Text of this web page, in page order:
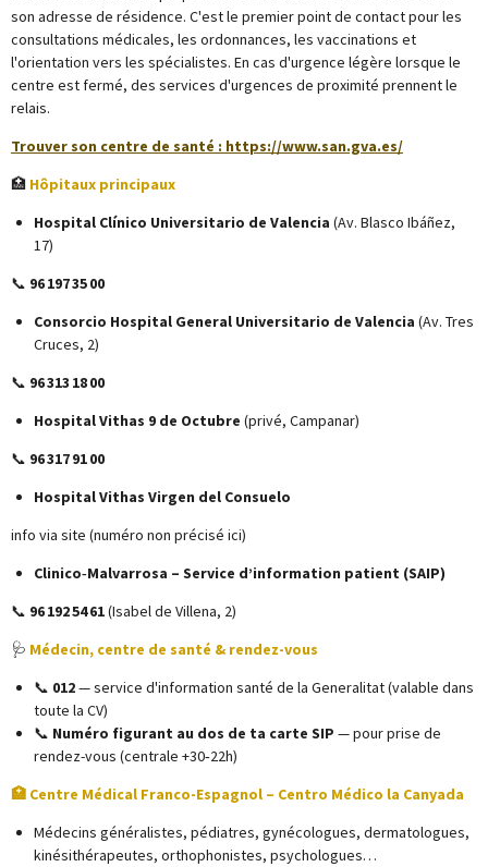
son adresse de résidence. C'est le premier point de contact pour les
consultations médicales, les ordonnances, les vaccinations et
l'orientation vers les spécialistes. En cas d'urgence légère lorsque le
centre est fermé, des services d'urgences de proximité prennent le
relais.
Trouver son centre de santé : https://www.san.gva.es/
🏥 Hôpitaux principaux
Hospital Clínico Universitario de Valencia (Av. Blasco Ibáñez,
17)
📞 96 197 35 00
Consorcio Hospital General Universitario de Valencia (Av. Tres
Cruces, 2)
📞 96 313 18 00
Hospital Vithas 9 de Octubre (privé, Campanar)
📞 96 317 91 00
Hospital Vithas Virgen del Consuelo
info via site (numéro non précisé ici)
Clinico‑Malvarrosa – Service d’information patient (SAIP)
📞 96 192 54 61(Isabel de Villena, 2)
🩺 Médecin, centre de santé & rendez-vous
📞 012— service d'information santé de la Generalitat (valable dans
toute la CV)
📞 Numéro figurant au dos de ta carte SIP — pour prise de
rendez-vous (centrale +30‑22h)
🏥 Centre Médical Franco-Espagnol – Centro Médico la Canyada
Médecins généralistes, pédiatres, gynécologues, dermatologues,
kinésithérapeutes, orthophonistes, psychologues…